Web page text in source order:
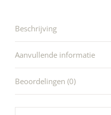
Beschrijving
Aanvullende informatie
Beoordelingen (0)